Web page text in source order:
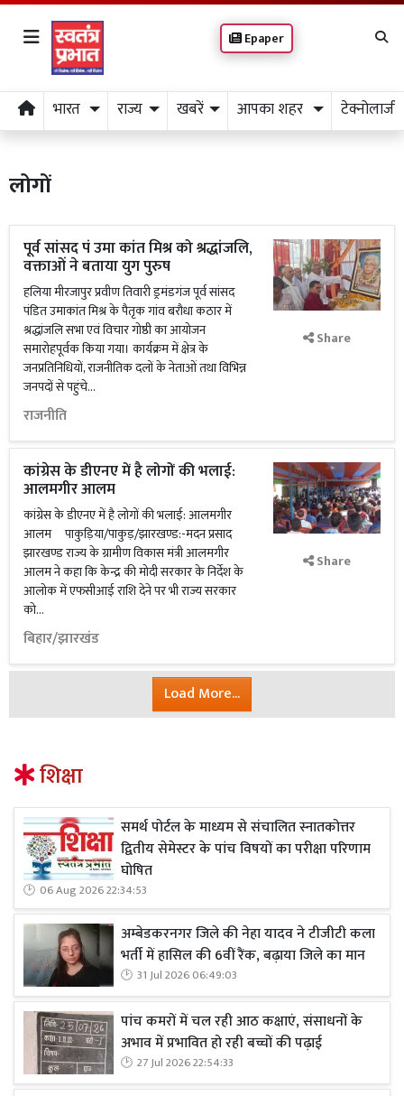
Epaper
भारत राज्य खबरें आपका शहर टेक्नोलाजी
लोगों
पूर्व सांसद पं उमा कांत मिश्र को श्रद्धांजलि,
वक्ताओं ने बताया युग पुरुष
हलिया मीरजापुर प्रवीण तिवारी ड्रमंडगंज पूर्व सांसद
पंडित उमाकांत मिश्र के पैतृक गांव बरौधा कठार में
श्रद्धांजलि सभा एवं विचार गोष्ठी का आयोजन
समारोहपूर्वक किया गया। कार्यक्रम में क्षेत्र के
जनप्रतिनिधियों, राजनीतिक दलों के नेताओं तथा विभिन्न
जनपदों से पहुंचे...
राजनीति
Share
कांग्रेस के डीएनए में है लोगों की भलाई:
आलमगीर आलम
कांग्रेस के डीएनए में है लोगों की भलाई: आलमगीर
आलम पाकुड़िया/पाकुड़/झारखण्ड:-मदन प्रसाद
झारखण्ड राज्य के ग्रामीण विकास मंत्री आलमगीर
आलम ने कहा कि केन्द्र की मोदी सरकार के निर्देश के
आलोक में एफसीआई राशि देने पर भी राज्य सरकार
को...
बिहार/झारखंड
Share
Load More...
शिक्षा
समर्थ पोर्टल के माध्यम से संचालित स्नातकोत्तर
द्वितीय सेमेस्टर के पांच विषयों का परीक्षा परिणाम
घोषित
06 Aug 2026 22:34:53
अम्बेडकरनगर जिले की नेहा यादव ने टीजीटी कला
भर्ती में हासिल की 6वीं रैंक, बढ़ाया जिले का मान
31 Jul 2026 06:49:03
पांच कमरों में चल रही आठ कक्षाएं, संसाधनों के
अभाव में प्रभावित हो रही बच्चों की पढ़ाई
27 Jul 2026 22:54:33